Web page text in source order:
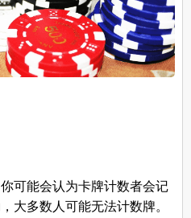
可能会认为卡牌计数者会记
大多数人可能无法计数牌。